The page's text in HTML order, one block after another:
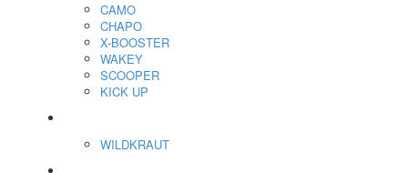
CAMO
CHAPO
X-BOOSTER
WAKEY
SCOOPER
KICK UP
WILDKRAUT